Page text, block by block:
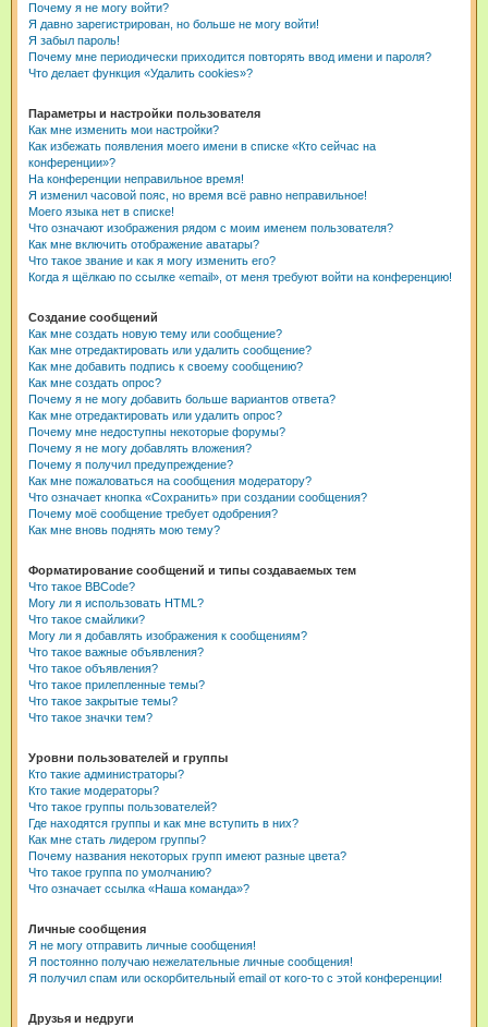
Почему я не могу войти?
Я давно зарегистрирован, но больше не могу войти!
Я забыл пароль!
Почему мне периодически приходится повторять ввод имени и пароля?
Что делает функция «Удалить cookies»?
Параметры и настройки пользователя
Как мне изменить мои настройки?
Как избежать появления моего имени в списке «Кто сейчас на
конференции»?
На конференции неправильное время!
Я изменил часовой пояс, но время всё равно неправильное!
Моего языка нет в списке!
Что означают изображения рядом с моим именем пользователя?
Как мне включить отображение аватары?
Что такое звание и как я могу изменить его?
Когда я щёлкаю по ссылке «email», от меня требуют войти на конференцию!
Создание сообщений
Как мне создать новую тему или сообщение?
Как мне отредактировать или удалить сообщение?
Как мне добавить подпись к своему сообщению?
Как мне создать опрос?
Почему я не могу добавить больше вариантов ответа?
Как мне отредактировать или удалить опрос?
Почему мне недоступны некоторые форумы?
Почему я не могу добавлять вложения?
Почему я получил предупреждение?
Как мне пожаловаться на сообщения модератору?
Что означает кнопка «Сохранить» при создании сообщения?
Почему моё сообщение требует одобрения?
Как мне вновь поднять мою тему?
Форматирование сообщений и типы создаваемых тем
Что такое BBCode?
Могу ли я использовать HTML?
Что такое смайлики?
Могу ли я добавлять изображения к сообщениям?
Что такое важные объявления?
Что такое объявления?
Что такое прилепленные темы?
Что такое закрытые темы?
Что такое значки тем?
Уровни пользователей и группы
Кто такие администраторы?
Кто такие модераторы?
Что такое группы пользователей?
Где находятся группы и как мне вступить в них?
Как мне стать лидером группы?
Почему названия некоторых групп имеют разные цвета?
Что такое группа по умолчанию?
Что означает ссылка «Наша команда»?
Личные сообщения
Я не могу отправить личные сообщения!
Я постоянно получаю нежелательные личные сообщения!
Я получил спам или оскорбительный email от кого-то с этой конференции!
Друзья и недруги